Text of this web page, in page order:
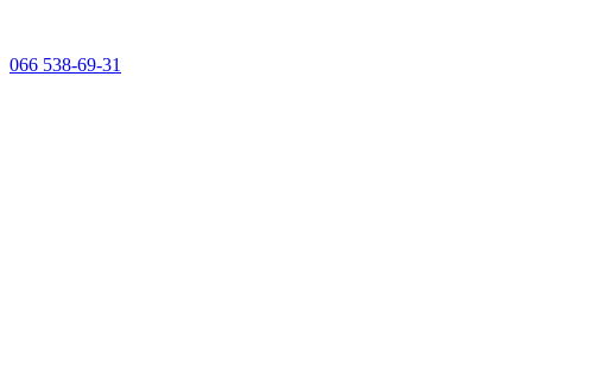
066 538-69-31